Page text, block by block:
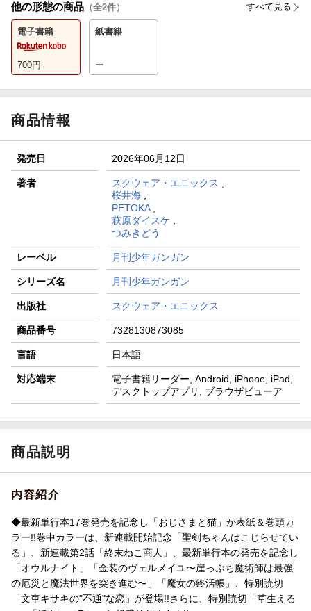
他の形態の商品 （全2件） すべて見る
電子書籍
700円
紙書籍
ー
商品情報
発売日 2026年06月12日
著者 スクウェア・エニックス
桜井海,
PETOKA,
萩原ダイスケ
つみきどう
レーベル 月刊少年ガンガン
シリーズ名 月刊少年ガンガン
出版社 スクウェア・エニックス
商品番号 7328130873085
言語 日本語
対応端末
電子書籍リーダー, Android, iPhone, iPad,
デスクトップアプリ, ブラウザビューア
商品説明
内容紹介
◆最新単行本17巻発売を記念し「おじさまと猫」が表紙＆巻頭カ
ラー!!巻中カラーは、新連載開始記念「聖剣ちゃんはこじらせてい
る」、新連載第2話「終末ねこ商人」、最新単行本の発売を記念し
「オウルナイト」「金装のヴェルメイユ〜崖っぷち魔術師は最強
の厄災と魔法世界を突き進む〜」「魔女の終活帳」、特別読切
「文車キサキの"不通"な恋」が登場!!さらに、特別読切「草生える